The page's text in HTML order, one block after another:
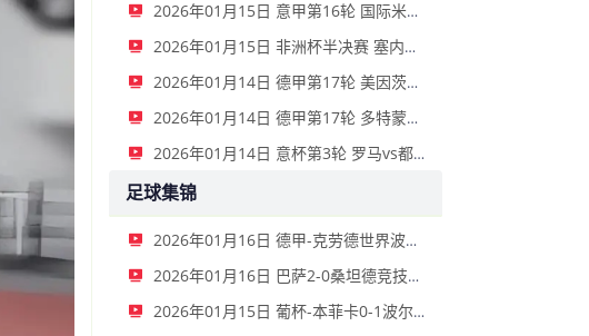
2026年01月15日 意甲第16轮 国际米兰vs莱切 全场录像
2026年01月15日 非洲杯半决赛 塞内加尔vs埃及 全场录像
2026年01月14日 德甲第17轮 美因茨vs海登海姆 全场录像
2026年01月14日 德甲第17轮 多特蒙德vs不莱梅 全场录像
2026年01月14日 意杯第3轮 罗马vs都灵 全场录像
足球集锦
2026年01月16日 德甲-克劳德世界波柳比西奇绝平 十人柏林联合1-1奥格斯堡
2026年01月16日 巴萨2-0桑坦德竞技晋级国王杯八强 费兰单刀球破门亚马尔建功
2026年01月15日 葡杯-本菲卡0-1波尔图止步八强 贝德纳雷克制胜帕夫利季斯失良机